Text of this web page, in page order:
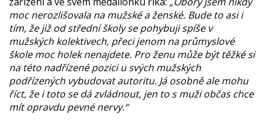
moc nerozlišovala na mužské a ženské. Bude to asi i
tím, že již od střední školy se pohybuji spíše v
mužských kolektivech, přeci jenom na průmyslové
škole moc holek nenajdete. Pro ženu může být těžké si
na této nadřízené pozici u svých mužských
podřízených vybudovat autoritu. Já osobně ale mohu
říct, že i toto se dá zvládnout, jen to s muži občas chce
mít opravdu pevné nervy.“